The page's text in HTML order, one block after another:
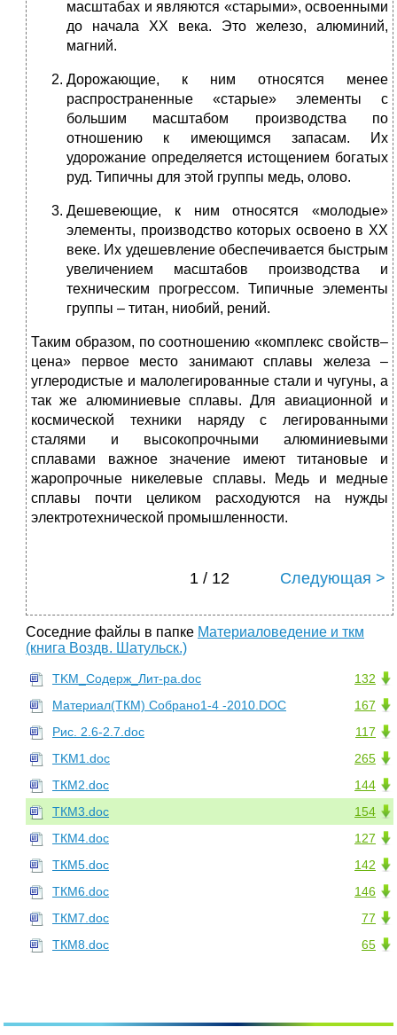
масштабах и являются «старыми», освоенными
до начала ХХ века. Это железо, алюминий,
магний.
Дорожающие, к ним относятся менее
распространенные «старые» элементы с
большим масштабом производства по
отношению к имеющимся запасам. Их
удорожание определяется истощением богатых
руд. Типичны для этой группы медь, олово.
Дешевеющие, к ним относятся «молодые»
элементы, производство которых освоено в ХХ
веке. Их удешевление обеспечивается быстрым
увеличением масштабов производства и
техническим прогрессом. Типичные элементы
группы – титан, ниобий, рений.
Таким образом, по соотношению «комплекс свойств–
цена» первое место занимают сплавы железа –
углеродистые и малолегированные стали и чугуны, а
так же алюминиевые сплавы. Для авиационной и
космической техники наряду с легированными
сталями и высокопрочными алюминиевыми
сплавами важное значение имеют титановые и
жаропрочные никелевые сплавы. Медь и медные
сплавы почти целиком расходуются на нужды
электротехнической промышленности.
1 / 12 Следующая >
Соседние файлы в папке Материаловедение и ткм
(книга Воздв. Шатульск.)
132
TKM_Содерж_Лит-ра.doc
167
Материал(ТКМ) Собрано1-4 -2010.DOC
117
Рис. 2.6-2.7.doc
265
ТKM1.doc
144
ТКМ2.doc
154
ТКМ3.doc
127
ТКМ4.doc
142
ТКМ5.doc
146
ТКМ6.doc
77
ТКМ7.doc
65
ТКМ8.doc